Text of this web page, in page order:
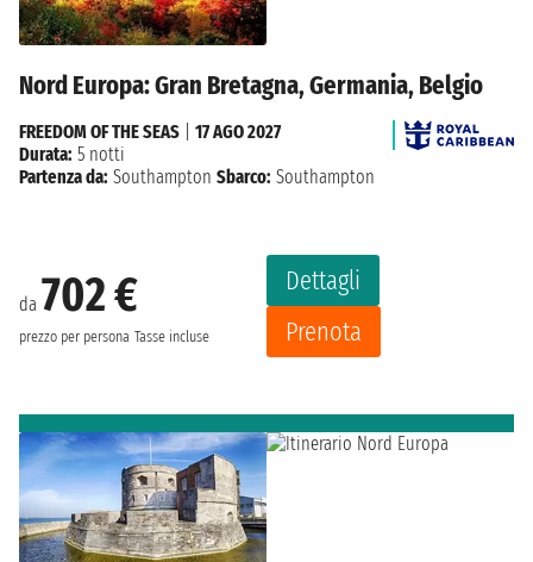
Nord Europa: Gran Bretagna, Germania, Belgio
da 702 €
prezzo per persona Tasse incluse
Dettagli
Prenota
FREEDOM OF THE SEAS
17 AGO 2027
Durata: 5 notti
Partenza da: Southampton Sbarco: Southampton